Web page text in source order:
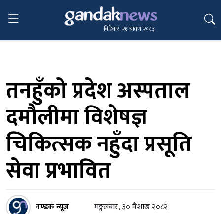
बिहिबार, २१ श्रावण २०८३
तनहुँको प्रदेश अस्पताल
दमौलीमा विशेषज्ञ
चिकित्सक नहुँदा प्रसूति
सेवा प्रभावित
गण्डक न्यूज मङ्गलबार, ३० वैशाख २०८२